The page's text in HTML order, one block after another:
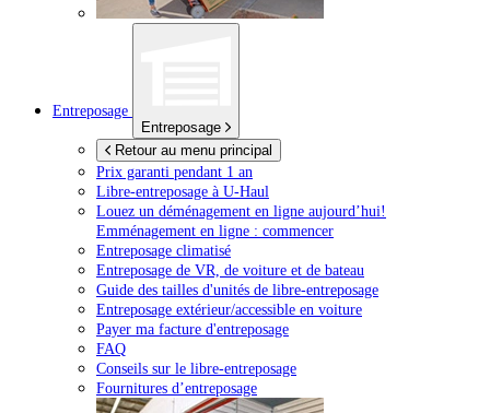
Entreposage
Entreposage
Retour au menu principal
Prix garanti pendant 1 an
Libre-entreposage à U-Haul
Louez un déménagement en ligne aujourd’hui!
Emménagement en ligne : commencer
Entreposage climatisé
Entreposage de VR, de voiture et de bateau
Guide des tailles d'unités de libre-entreposage
Entreposage extérieur/accessible en voiture
Payer ma facture d'entreposage
FAQ
Conseils sur le libre-entreposage
Fournitures d’entreposage